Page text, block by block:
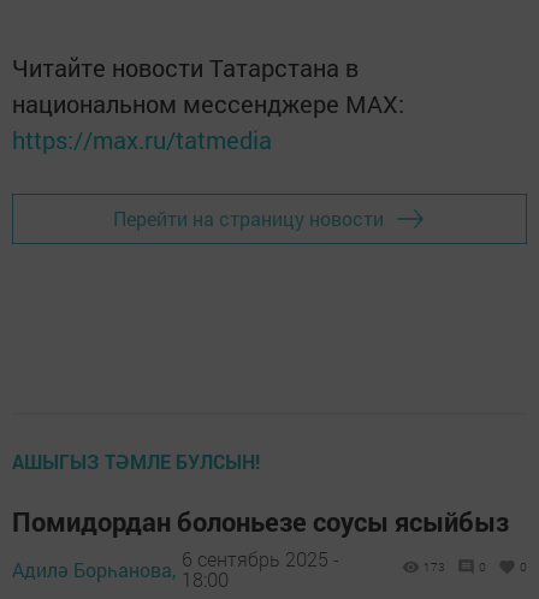
Читайте новости Татарстана в
национальном мессенджере MАХ:
https://max.ru/tatmedia
Перейти на страницу новости
АШЫГЫЗ ТӘМЛЕ БУЛСЫН!
Помидордан болоньезе соусы ясыйбыз
Адилә Борһанова, 6 сентябрь 2025 -
18:00
173 0 0